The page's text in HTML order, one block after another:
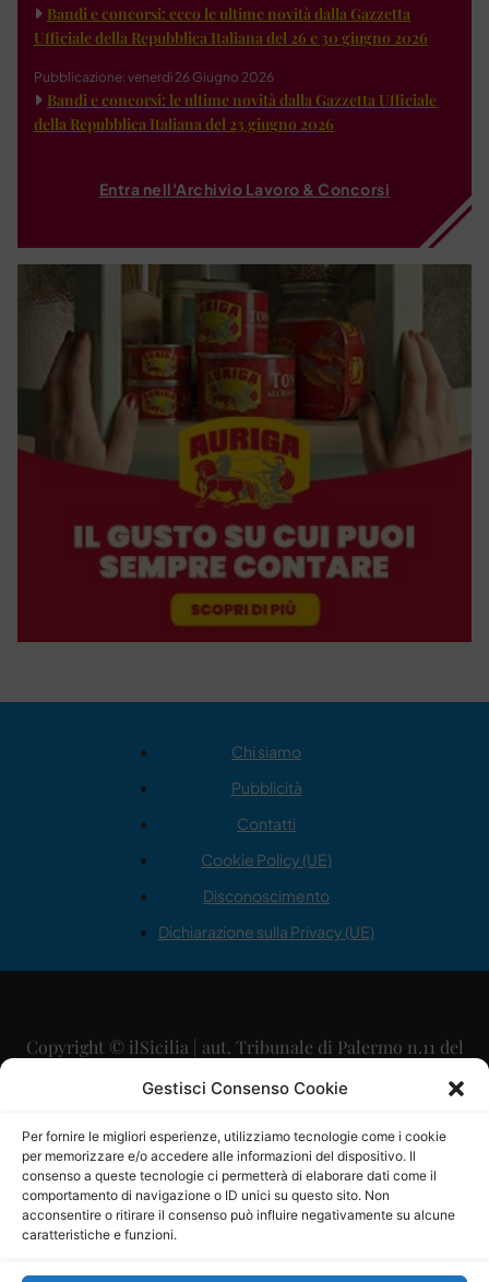
Gestisci Consenso Cookie
Per fornire le migliori esperienze, utilizziamo tecnologie come i cookie
per memorizzare e/o accedere alle informazioni del dispositivo. Il
consenso a queste tecnologie ci permetterà di elaborare dati come il
comportamento di navigazione o ID unici su questo sito. Non
acconsentire o ritirare il consenso può influire negativamente su alcune
caratteristiche e funzioni.
Bandi e concorsi: ecco le ultime novità dalla Gazzetta
Ufficiale della Repubblica Italiana del 26 e 30 giugno 2026
Pubblicazione: venerdì 26 Giugno 2026
Bandi e concorsi: le ultime novità dalla Gazzetta Ufficiale
della Repubblica Italiana del 23 giugno 2026
Entra nell'Archivio Lavoro & Concorsi
Chi siamo
Pubblicità
Contatti
Cookie Policy (UE)
Disconoscimento
Dichiarazione sulla Privacy (UE)
Copyright © ilSicilia | aut. Tribunale di Palermo n.11 del
29/09/2015
Direttore Editoriale: Maurizio Scaglione
Direttore Responsabile: Maria Calabrese